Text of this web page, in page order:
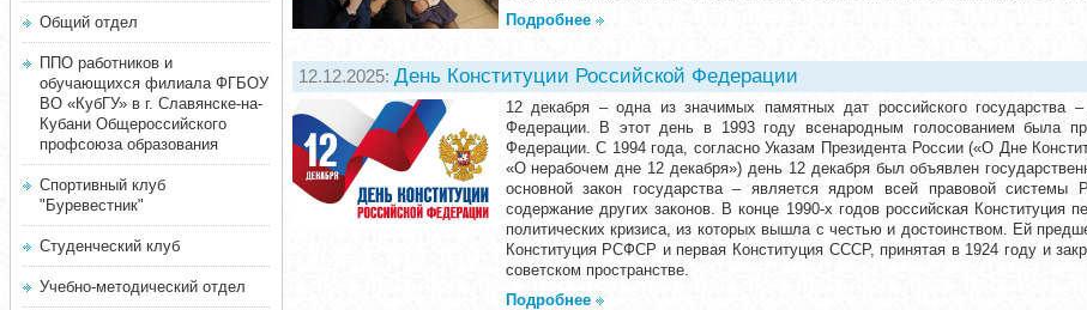
Общий отдел
ППО работников и
обучающихся филиала ФГБОУ
ВО «КубГУ» в г. Славянске-на-
Кубани Общероссийского
профсоюза образования
Спортивный клуб
"Буревестник"
Студенческий клуб
Учебно-методический отдел
Подробнее
12.12.2025: День Конституции Российской Федерации
12 декабря – одна из значимых памятных дат российского государства
Федерации. В этот день в 1993 году всенародным голосованием была
Федерации. С 1994 года, согласно Указам Президента России («О Дне
«О нерабочем дне 12 декабря») день 12 декабря был объявлен
основной закон государства – является ядром всей правовой
содержание других законов. В конце 1990-х годов российская
политических кризиса, из которых вышла с честью и достоинством. Ей
Конституция РСФСР и первая Конституция СССР, принятая в 1924 году и
советском пространстве.
Подробнее